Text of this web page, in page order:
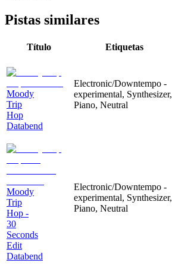
Pistas similares
Título Etiquetas
Moody
Trip
Hop
Databend
Electronic/Downtempo -
experimental, Synthesizer,
Piano, Neutral
Moody
Trip
Hop -
30
Seconds
Edit
Databend
Electronic/Downtempo -
experimental, Synthesizer,
Piano, Neutral